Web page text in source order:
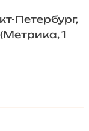
Петербург,
1